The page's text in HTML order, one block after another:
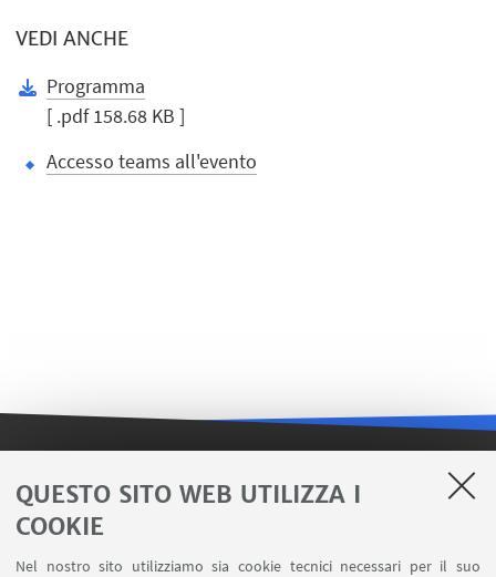
QUESTO SITO WEB UTILIZZA I
COOKIE
Nel nostro sito utilizziamo sia cookie tecnici necessari per il suo
VEDI ANCHE
Programma
[ .pdf 158.68 KB ]
Accesso teams all'evento
LINK UTILI
Area riservata FILO